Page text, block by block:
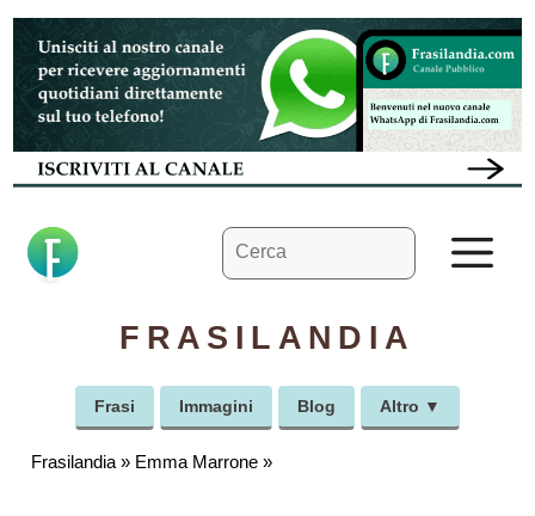
Vai
contenuto
Ricerca
per:
FRASILANDIA
Frasi Immagini Blog Altro ▼
Frasilandia » Emma Marrone »